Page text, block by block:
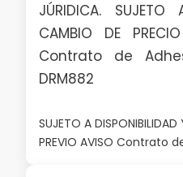
JÚRIDICA. SUJETO
CAMBIO DE
Contrato de
DRM882
SUJETO A
PREVIO AVISO Contrato